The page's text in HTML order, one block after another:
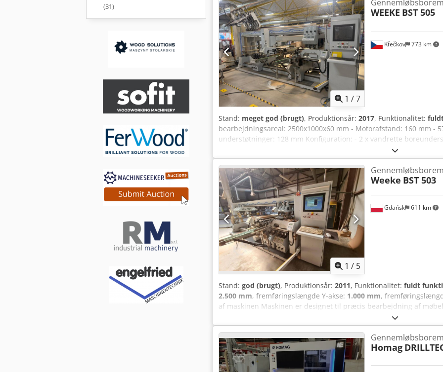
(31)
1 /7
Křečkov 773 km
WEEKE BST 505
Stand: meget god (brugt), Produktionsår: 2017, Funktionalitet:
bearbejdningsareal: 2500x1000x60 mm - Motorafstand: 160 mm -
understøtninger: 128 mm Konfiguration: - 2 x vandrette
hver med 21 spindler Dcedpozmdzijfx Abysk - 4 x lodrette
borehoveder, hver med 11 spindler - 2 x lodrette
hver med 11 spindler - 4 x spændebroer (roterbare) med
x boreunderstøtning + lodret (nederst) BST 505/507; 2 x 1,5 kW; 2
x boreunderstøtning + lodret (øverst) BST 505/507; 2 x 1,5 kW; 2 x
lodrette borehoveder, hver med 5 spindler - 2 x boreaggregater,
langsiden - Frekvensomformer til transportsektionen
1 / 5
Gdańsk 611 km
Weeke BST 503
Stand: god (brugt), Produktionsår: 2011, Funktionalitet: fuldt
2.500 mm, fremføringslængde Y-akse: 1.000 mm,
af maskinen Maskinen er designet til præcis bearbejdning af
fler-spindelboringsteknologi. Takket være det store arbejdsområde
produktivitet, repeterbarhed og nøjagtighed i produktionen.
bearbejdede emne: 2.500 mm Maksimal arbejdsdybde: 1.000 mm
emne: 60 mm Boresystem med raster: 32 mm Trinløs justering af
optimal tilpasning af parametrene til materialetypen. Boresystem
boreholdere 7 boreholdere, der borer nedefra 2 vandrette
Homag